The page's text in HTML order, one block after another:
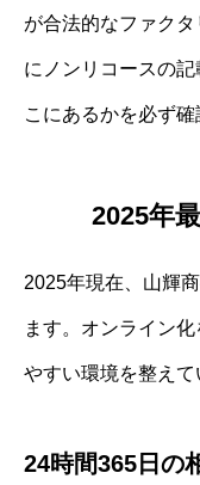
が合法的なファク
にノンリコースの
こにあるかを必ず確
2025年
2025年現在、山輝
ます。オンライン
やすい環境を整えて
24時間365日の